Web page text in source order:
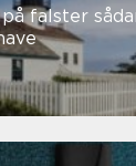
sådan får du